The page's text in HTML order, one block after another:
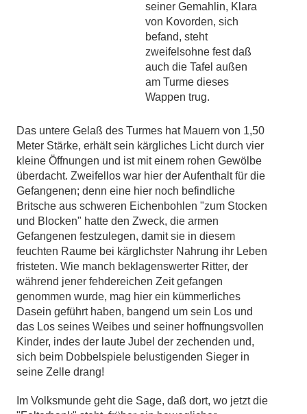
seiner Gemahlin, Klara
von Kovorden, sich
befand, steht
zweifelsohne fest daß
auch die Tafel außen
am Turme dieses
Wappen trug.
Das untere Gelaß des Turmes hat Mauern von 1,50
Meter Stärke, erhält sein kärgliches Licht durch vier
kleine Öffnungen und ist mit einem rohen Gewölbe
überdacht. Zweifellos war hier der Aufenthalt für die
Gefangenen; denn eine hier noch befindliche
Britsche aus schweren Eichenbohlen "zum Stocken
und Blocken" hatte den Zweck, die armen
Gefangenen festzulegen, damit sie in diesem
feuchten Raume bei kärglichster Nahrung ihr Leben
fristeten. Wie manch beklagenswerter Ritter, der
während jener fehdereichen Zeit gefangen
genommen wurde, mag hier ein kümmerliches
Dasein geführt haben, bangend um sein Los und
das Los seines Weibes und seiner hoffnungsvollen
Kinder, indes der laute Jubel der zechenden und,
sich beim Dobbelspiele belustigenden Sieger in
seine Zelle drang!
Im Volksmunde geht die Sage, daß dort, wo jetzt die